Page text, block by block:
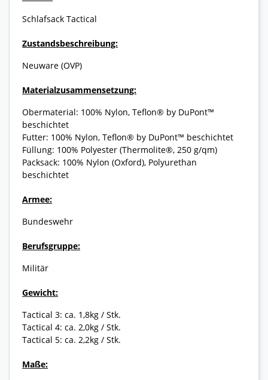
Schlafsack Tactical
Zustandsbeschreibung:
Neuware (OVP)
Materialzusammensetzung:
Obermaterial: 100% Nylon, Teflon® by DuPont™
beschichtet
Futter: 100% Nylon, Teflon® by DuPont™ beschichtet
Füllung: 100% Polyester (Thermolite®, 250 g/qm)
Packsack: 100% Nylon (Oxford), Polyurethan
beschichtet
Armee:
Bundeswehr
Berufsgruppe:
Militär
Gewicht:
Tactical 3: ca. 1,8kg / Stk.
Tactical 4: ca. 2,0kg / Stk.
Tactical 5: ca. 2,2kg / Stk.
Maße: